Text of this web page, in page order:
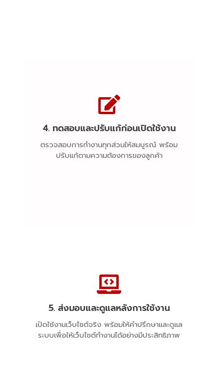
4. ทดสอบและปรับแก้ก่อนเปิดใช้งาน
ตรวจสอบการทำงานทุกส่วนให้สมบูรณ์ พร้อม
ปรับแก้ตามความต้องการของลูกค้า
Testing and adjustments before
launch
5. ส่งมอบและดูแลหลังการใช้งาน
เปิดใช้งานเว็บไซต์จริง พร้อมให้คำปรึกษาและดูแล
ระบบเพื่อให้เว็บไซต์ทำงานได้อย่างมีประสิทธิภาพ
Delivery and Post-Launch Support